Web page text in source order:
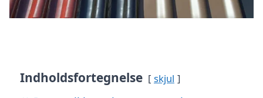
Indholdsfortegnelse skjul